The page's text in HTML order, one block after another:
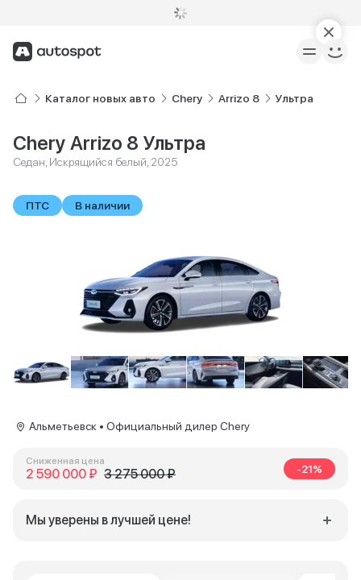
Каталог новых авто Chery Arrizo 8 Ультра
Chery Arrizo 8 Ультра
Седан, Искрящийся белый, 2025
ПТС В наличии
Альметьевск • Официальный дилер Chery
Сниженная цена
2 590 000 ₽ 3 275 000 ₽ -21%
Мы уверены в лучшей цене!